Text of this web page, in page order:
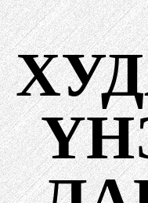
Агуулга
руу
алгасах